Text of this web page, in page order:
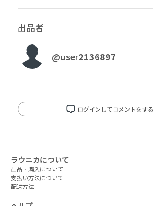
出品者
@user2136897
ログインしてコメントをする
ラウニカについて
出品・購入について
支払い方法について
配送方法